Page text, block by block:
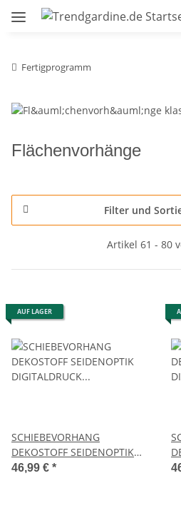
Fertigprogramm
Flächenvorhänge
Filter und
Artikel 61 - 80
AUF LAGER
SCHIEBEVORHANG
DEKOSTOFF SEIDENOPTIK
DIGITALDRUCK "SIRALIA"
46,99 € *